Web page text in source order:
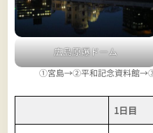
広島原爆ドーム
①宮島→②平和記念資料館
1日目